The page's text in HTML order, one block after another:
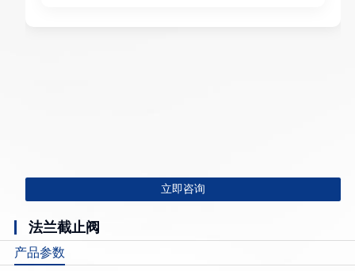
立即咨询
法兰截止阀
产品参数